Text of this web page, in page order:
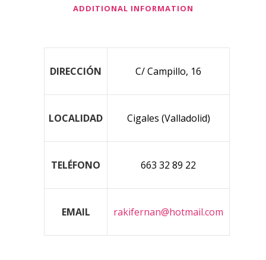
ADDITIONAL INFORMATION
DIRECCIÓN C/ Campillo, 16
LOCALIDAD Cigales (Valladolid)
TELÉFONO 663 32 89 22
EMAIL rakifernan@hotmail.com